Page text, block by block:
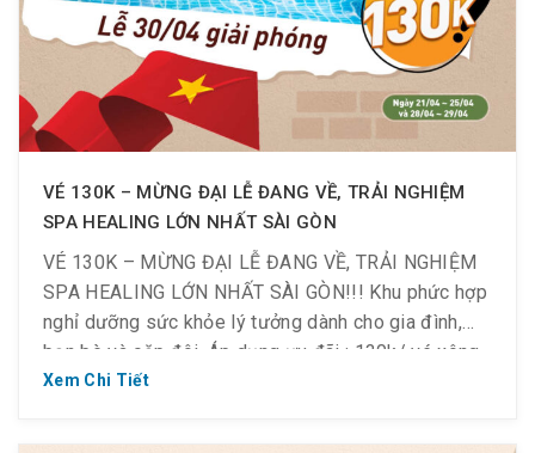
VÉ 130K – MỪNG ĐẠI LỄ ĐANG VỀ, TRẢI NGHIỆM
SPA HEALING LỚN NHẤT SÀI GÒN
VÉ 130K – MỪNG ĐẠI LỄ ĐANG VỀ, TRẢI NGHIỆM
SPA HEALING LỚN NHẤT SÀI GÒN!!! Khu phức hợp
nghỉ dưỡng sức khỏe lý tưởng dành cho gia đình,
bạn bè và cặp đôi. Áp dụng ưu đãi : 130k/ vé xông
hơi Jjim Jil Bang Check-in: 12h ~ 14h 170k/ vé
Xem Chi Tiết